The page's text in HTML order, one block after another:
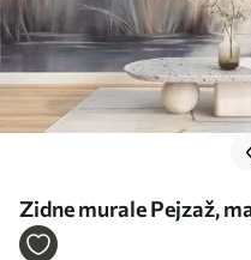
Zidne murale Pejzaž,
trskom, ptice u letu,